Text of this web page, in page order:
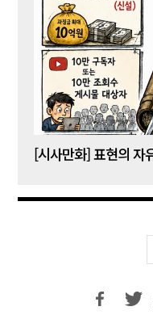
[시사만화] 표현의 자